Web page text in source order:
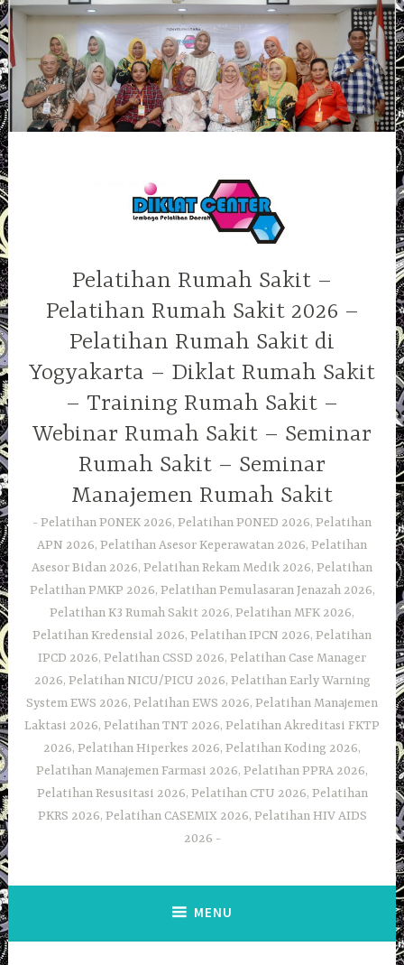
Skip
to
content
Pelatihan Rumah Sakit –
Pelatihan Rumah Sakit 2026 –
Pelatihan Rumah Sakit di
Yogyakarta – Diklat Rumah Sakit
– Training Rumah Sakit –
Webinar Rumah Sakit – Seminar
Rumah Sakit – Seminar
Manajemen Rumah Sakit
Pelatihan PONEK 2026, Pelatihan PONED 2026, Pelatihan
APN 2026, Pelatihan Asesor Keperawatan 2026, Pelatihan
Asesor Bidan 2026, Pelatihan Rekam Medik 2026, Pelatihan
Pelatihan PMKP 2026, Pelatihan Pemulasaran Jenazah 2026,
Pelatihan K3 Rumah Sakit 2026, Pelatihan MFK 2026,
Pelatihan Kredensial 2026, Pelatihan IPCN 2026, Pelatihan
IPCD 2026, Pelatihan CSSD 2026, Pelatihan Case Manager
2026, Pelatihan NICU/PICU 2026, Pelatihan Early Warning
System EWS 2026, Pelatihan EWS 2026, Pelatihan Manajemen
Laktasi 2026, Pelatihan TNT 2026, Pelatihan Akreditasi FKTP
2026, Pelatihan Hiperkes 2026, Pelatihan Koding 2026,
Pelatihan Manajemen Farmasi 2026, Pelatihan PPRA 2026,
Pelatihan Resusitasi 2026, Pelatihan CTU 2026, Pelatihan
PKRS 2026, Pelatihan CASEMIX 2026, Pelatihan HIV AIDS
2026
MENU